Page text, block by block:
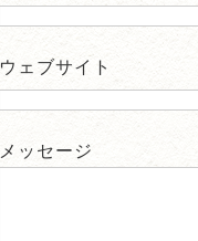
ウェブサイト
メッセージ